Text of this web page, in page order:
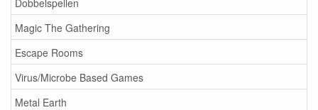
Magic The Gathering
Escape Rooms
Virus/Microbe Based Games
Metal Earth